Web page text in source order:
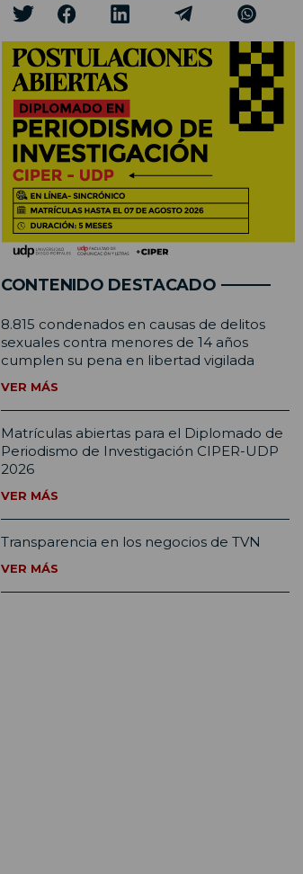
CONTENIDO DESTACADO
8.815 condenados en causas de delitos
sexuales contra menores de 14 años
cumplen su pena en libertad vigilada
VER MÁS
Matrículas abiertas para el Diplomado de
Periodismo de Investigación CIPER-UDP
2026
VER MÁS
Transparencia en los negocios de TVN
VER MÁS